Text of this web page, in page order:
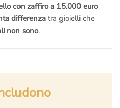
con zaffiro a 15.000 euro
differenzatra gioielli che
non sono.